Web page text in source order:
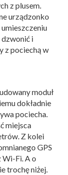
z plusem.
urządzonko
i
z pociechą w
moduł
dokładnie
pociecha.
miejsca
Z kolei
GPS
Wi-Fi. A o
trochę niżej.